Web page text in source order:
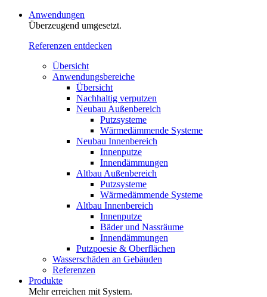
Anwendungen
Überzeugend umgesetzt.
Referenzen entdecken
Übersicht
Anwendungsbereiche
Übersicht
Nachhaltig verputzen
Neubau Außenbereich
Putzsysteme
Wärmedämmende Systeme
Neubau Innenbereich
Innenputze
Innendämmungen
Altbau Außenbereich
Putzsysteme
Wärmedämmende Systeme
Altbau Innenbereich
Innenputze
Bäder und Nassräume
Innendämmungen‍‍‍
Putzpoesie & Oberflächen
Wasserschäden an Gebäuden
Referenzen
Produkte
Mehr erreichen mit System.